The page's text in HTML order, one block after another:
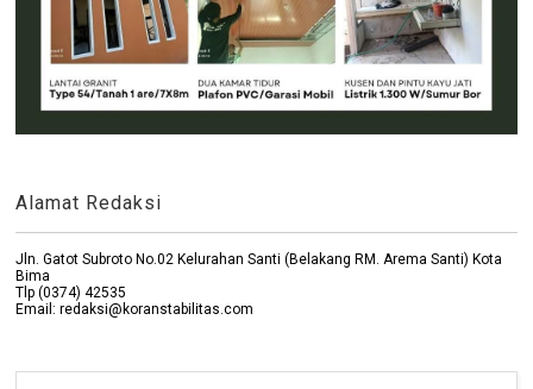
Alamat Redaksi
Jln. Gatot Subroto No.02 Kelurahan Santi (Belakang RM. Arema Santi) Kota
Bima
Tlp (0374) 42535
Email: redaksi@koranstabilitas.com